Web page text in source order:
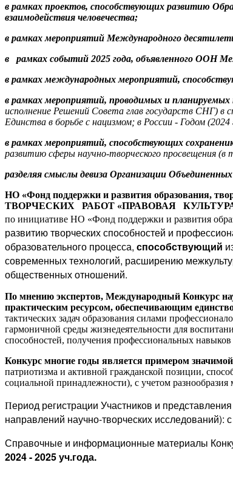
в рамках проектов, способствующих развитию
взаимодействия человечества;
в рамках мероприятий Международного
в рамках событий 2025 года, объявленного ООН
в рамках международных мероприятий,
в рамках мероприятий, проводимых и планируемых
исполнение Решений Совета глав государств СНГ)
Единства в борьбе с нацизмом; в России - Годом
в рамках мероприятий, способствующих
развитию сферы научно-творческого просвещения (в
разделяя смыслы девиза Организации
НО «Фонд поддержки и развития образования,
ТВОРЧЕСКИХ РАБОТ «ПРАВОВАЯ
по инициативе НО «Фонд поддержки и развития
развитию творческих способностей и
образовательного процесса, способствующий
современных технологий, расширению
общественных отношений.
По мнению экспертов, Международный Конкурс
практическим ресурсом, обеспечивающим
тактических задач образования силами
гармоничной среды жизнедеятельности для
способностей, получения профессиональных
Конкурс многие годы является примером значимой
патриотизма и активной гражданской позиции,
социальной принадлежности), с учетом разнообразия
Период регистрации Участников и
направлений научно-творческих исследований):
Справочные и информационные материалы
2024 - 2025 уч.года.